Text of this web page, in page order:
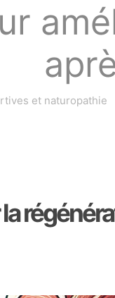
et naturopathie